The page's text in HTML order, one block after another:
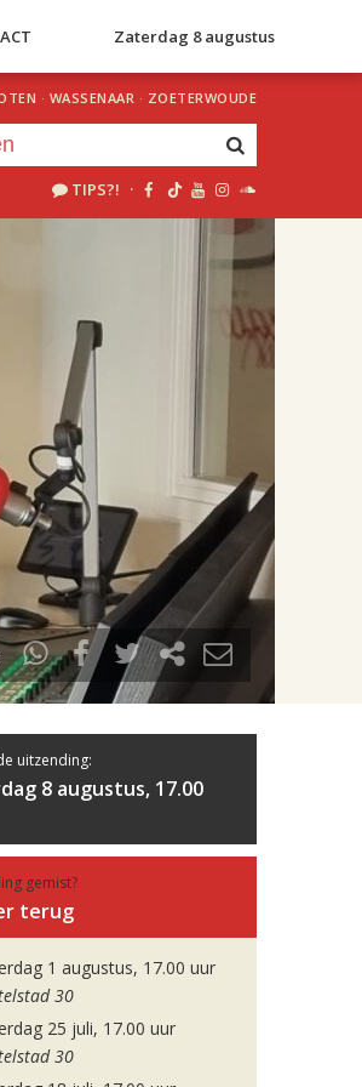
Zaterdag 8 augustus
· WASSENAAR · ZOETERWOUDE
TIPS?! ·
uur 1 van 2
Volgend uur
uitzending:
8 augustus, 17.00
gemist?
terug
1 augustus, 17.00 uur
30
25 juli, 17.00 uur
30